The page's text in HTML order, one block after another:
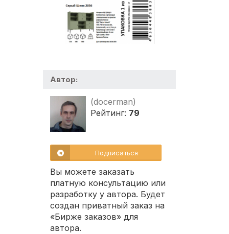
Автор:
(docerman)
Рейтинг: 79
Подписаться
Вы можете заказать
платную консультацию или
разработку у автора. Будет
создан приватный заказ на
«Бирже заказов» для
автора.